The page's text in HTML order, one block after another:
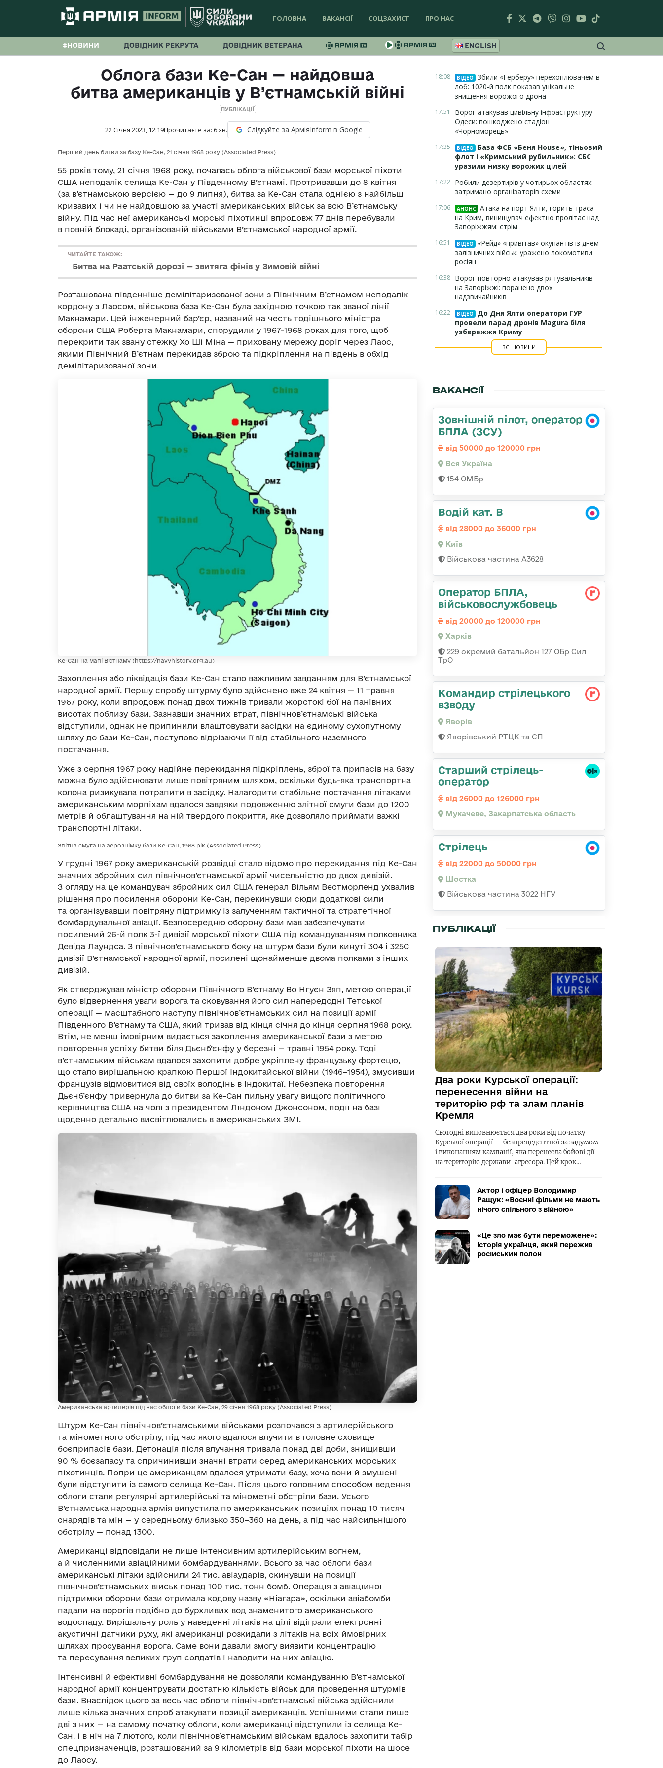
ГОЛОВНА ВАКАНСІЇ СОЦЗАХИСТ ПРО НАС
#НОВИНИ ДОВІДНИК РЕКРУТА ДОВІДНИК ВЕТЕРАНА ENGLISH
Облога бази Ке-Сан — найдовша
битва американців у В’єтнамській війні
ПУБЛІКАЦІЇ
22 Січня 2023, 12:19Прочитаєте за: 6хв. Слідкуйте за АрміяInform в Google
Перший день битви за базу Ке-Сан, 21 січня 1968 року (Associated Press)
55 років тому, 21 січня 1968 року, почалась облога військової бази морської піхоти
США неподалік селища Ке-Сан у Південному В’єтнамі. Протривавши до 8 квітня
(за в’єтнамською версією — до 9 липня), битва за Ке-Сан стала однією з найбільш
кривавих і чи не найдовшою за участі американських військ за всю В’єтнамську
війну. Під час неї американські морські піхотинці впродовж 77 днів перебували
в повній блокаді, організованій військами В’єтнамської народної армії.
ЧИТАЙТЕ ТАКОЖ:
Битва на Раатській дорозі — звитяга фінів у Зимовій війні
Розташована південніше демілітаризованої зони з Північним В’єтнамом неподалік
кордону з Лаосом, військова база Ке-Сан була західною точкою так званої лінії
Макнамари. Цей інженерний бар’єр, названий на честь тодішнього міністра
оборони США Роберта Макнамари, спорудили у 1967-1968 роках для того, щоб
перекрити так звану стежку Хо Ші Міна — приховану мережу доріг через Лаос,
якими Північний В’єтнам перекидав зброю та підкріплення на південь в обхід
демілітаризованої зони.
Ке-Сан на мапі В’єтнаму (https://navyhistory.org.au)
Захоплення або ліквідація бази Ке-Сан стало важливим завданням для В’єтнамської
народної армії. Першу спробу штурму було здійснено вже 24 квітня — 11 травня
1967 року, коли впродовж понад двох тижнів тривали жорстокі бої на панівних
висотах поблизу бази. Зазнавши значних втрат, північнов’єтнамські війська
відступили, однак не припинили влаштовувати засідки на єдиному сухопутному
шляху до бази Ке-Сан, поступово відрізаючи її від стабільного наземного
постачання.
Уже з серпня 1967 року надійне перекидання підкріплень, зброї та припасів на базу
можна було здійснювати лише повітряним шляхом, оскільки будь-яка транспортна
колона ризикувала потрапити в засідку. Налагодити стабільне постачання літаками
американським морпіхам вдалося завдяки подовженню злітної смуги бази до 1200
метрів й облаштування на ній твердого покриття, яке дозволяло приймати важкі
транспортні літаки.
Злітна смуга на аерознімку бази Ке-Сан, 1968 рік (Associated Press)
У грудні 1967 року американській розвідці стало відомо про перекидання під Ке-Сан
значних збройних сил північнов’єтнамської армії чисельністю до двох дивізій.
З огляду на це командувач збройних сил США генерал Вільям Вестморленд ухвалив
рішення про посилення оборони Ке-Сан, перекинувши сюди додаткові сили
та організувавши повітряну підтримку із залученням тактичної та стратегічної
бомбардувальної авіації. Безпосередню оборону бази мав забезпечувати
посилений 26-й полк 3-ї дивізії морської піхоти США під командуванням полковника
Девіда Лаундса. З північнов’єтнамського боку на штурм бази були кинуті 304 і 325C
дивізії В’єтнамської народної армії, посилені щонайменше двома полками з інших
дивізій.
Як стверджував міністр оборони Північного В’єтнаму Во Нгуєн Зяп, метою операції
було відвернення уваги ворога та сковування його сил напередодні Тетської
операції — масштабного наступу північнов’єтнамських сил на позиції армії
Південного В’єтнаму та США, який тривав від кінця січня до кінця серпня 1968 року.
Втім, не менш імовірним видається захоплення американської бази з метою
повторення успіху битви біля Дьєнб’єнфу у березні — травні 1954 року. Тоді
в’єтнамським військам вдалося захопити добре укріплену французьку фортецю,
що стало вирішальною крапкою Першої Індокитайської війни (1946–1954), змусивши
французів відмовитися від своїх володінь в Індокитаї. Небезпека повторення
Дьєнб’єнфу привернула до битви за Ке-Сан пильну увагу вищого політичного
керівництва США на чолі з президентом Ліндоном Джонсоном, події на базі
щоденно детально висвітлювались в американських ЗМІ.
Американська артилерія під час облоги бази Ке-Сан, 29 січня 1968 року (Associated Press)
Штурм Ке-Сан північнов’єтнамськими військами розпочався з артилерійського
та мінометного обстрілу, під час якого вдалося влучити в головне сховище
боєприпасів бази. Детонація після влучання тривала понад дві доби, знищивши
90 % боєзапасу та спричинивши значні втрати серед американських морських
піхотинців. Попри це американцям вдалося утримати базу, хоча вони й змушені
були відступити із самого селища Ке-Сан. Після цього головним способом ведення
облоги стали регулярні артилерійські та мінометні обстріли бази. Усього
В’єтнамська народна армія випустила по американських позиціях понад 10 тисяч
снарядів та мін — у середньому близько 350–360 на день, а під час найсильнішого
обстрілу — понад 1300.
Американці відповідали не лише інтенсивним артилерійським вогнем,
а й численними авіаційними бомбардуваннями. Всього за час облоги бази
американські літаки здійснили 24 тис. авіаударів, скинувши на позиції
північнов’єтнамських військ понад 100 тис. тонн бомб. Операція з авіаційної
підтримки оборони бази отримала кодову назву «Ніагара», оскільки авіабомби
падали на ворогів подібно до бурхливих вод знаменитого американського
водоспаду. Вирішальну роль у наведенні літаків на цілі відіграли електронні
акустичні датчики руху, які американці розкидали з літаків на всіх ймовірних
шляхах просування ворога. Саме вони давали змогу виявити концентрацію
та пересування великих груп солдатів і наводити на них авіацію.
Інтенсивні й ефективні бомбардування не дозволяли командуванню В’єтнамської
народної армії концентрувати достатню кількість військ для проведення штурмів
бази. Внаслідок цього за весь час облоги північнов’єтнамські війська здійснили
лише кілька значних спроб атакувати позиції американців. Успішними стали лише
дві з них — на самому початку облоги, коли американці відступили із селища Ке-
Сан, і в ніч на 7 лютого, коли північнов’єтнамським військам вдалось захопити табір
спецпризначенців, розташований за 9 кілометрів від бази морської піхоти на шосе
до Лаосу.
18:08 ВІДЕО
Збили «Герберу» перехоплювачем в
лоб: 1020-й полк показав унікальне
знищення ворожого дрона
17:51
Ворог атакував цивільну інфраструктуру
Одеси: пошкоджено стадіон
«Чорноморець»
17:35 ВІДЕО
База ФСБ «Беня House», тіньовий
флот і «Кримський рубильник»: СБС
уразили низку ворожих цілей
17:22 Робили дезертирів у чотирьох областях:
затримано організаторів схеми
17:06 АНОНС Атака на порт Ялти, горить траса
на Крим, винищувач ефектно пролітає над
Запоріжжям: стрім
16:51 ВІДЕО
«Рейд» «привітав» окупантів із днем
залізничних військ: уражено локомотиви
росіян
16:38 Ворог повторно атакував рятувальників
на Запоріжжі: поранено двох
надзвичайників
16:22 ВІДЕО
До Дня Ялти оператори ГУР
провели парад дронів Magura біля
узбережжя Криму
ВСІ НОВИНИ
ВАКАНСІЇ
Зовнішній пілот, оператор
БПЛА (ЗСУ)
від 50000 до 120000 грн
Вся Україна
154 ОМБр
Водій кат. В
від 28000 до 36000 грн
Київ
Військова частина А3628
Оператор БПЛА,
військовослужбовець
від 20000 до 120000 грн
Харків
229 окремий батальйон 127 ОБр Сил
ТрО
Командир стрілецького
взводу
Яворів
Яворівський РТЦК та СП
Старший стрілець-
оператор
від 26000 до 126000 грн
Мукачеве, Закарпатська область
Стрілець
від 22000 до 50000 грн
Шостка
Військова частина 3022 НГУ
ПУБЛІКАЦІЇ
Два роки Курської операції:
перенесення війни на
територію рф та злам планів
Кремля
Сьогодні виповнюється два роки від початку
Курської операції — безпрецедентної за задумом
і виконанням кампанії, яка перенесла бойові дії
на територію держави-агресора. Цей крок…
Актор і офіцер Володимир
Ращук: «Воєнні фільми не мають
нічого спільного з війною»
«Це зло має бути переможене»:
історія українця, який пережив
російський полон